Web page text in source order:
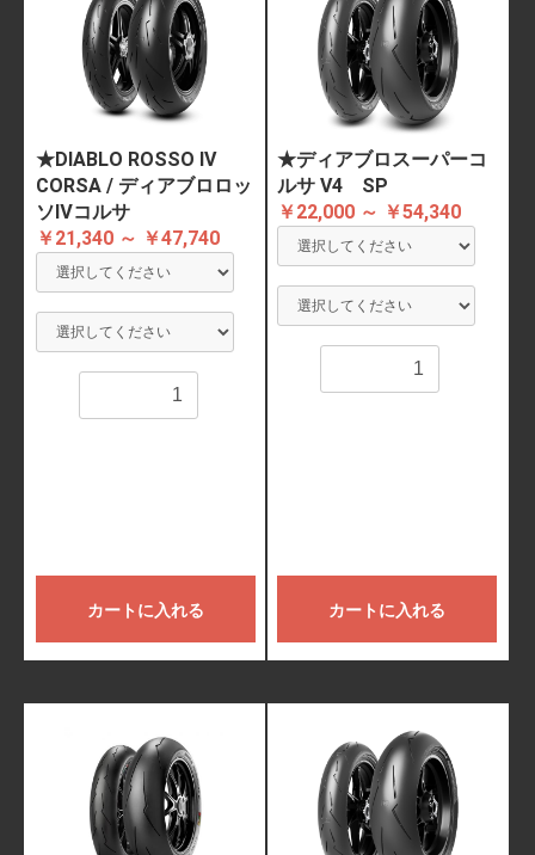
★DIABLO ROSSO IV
CORSA / ディアブロロッ
ソⅣコルサ
￥21,340 ～ ￥47,740
カートに入れる
★ディアブロスーパーコ
ルサ V4 SP
￥22,000 ～ ￥54,340
カートに入れる